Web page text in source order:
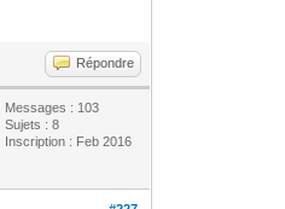
Répondre
Messages : 103
Sujets : 8
Inscription : Feb 2016